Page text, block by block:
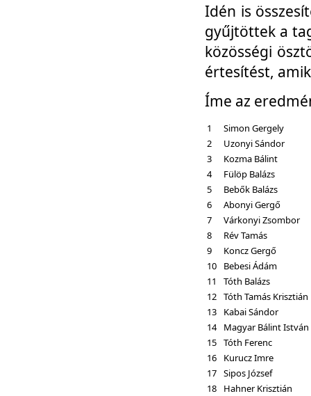
Idén is
gyűjtöttek a
közösségi
értesítést,
Íme az
1
Simon Gergely
2
Uzonyi Sándor
3
Kozma Bálint
4
Fülöp Balázs
5
Bebők Balázs
6
Abonyi Gergő
7
Várkonyi Zsombor
8
Rév Tamás
9
Koncz Gergő
10
Bebesi Ádám
11
Tóth Balázs
12 Tóth Tamás Krisztián
13
Kabai Sándor
14 Magyar Bálint István
15 Tóth Ferenc
16
Kurucz Imre
17 Sipos József
18
Hahner Krisztián